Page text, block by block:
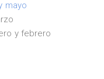
mayo
y febrero